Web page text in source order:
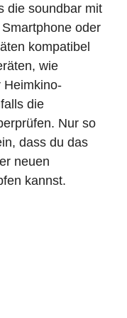
die soundbar mit
oder
kompatibel
wie
Heimkino-
die
Nur so
dass du das
neuen
kannst.